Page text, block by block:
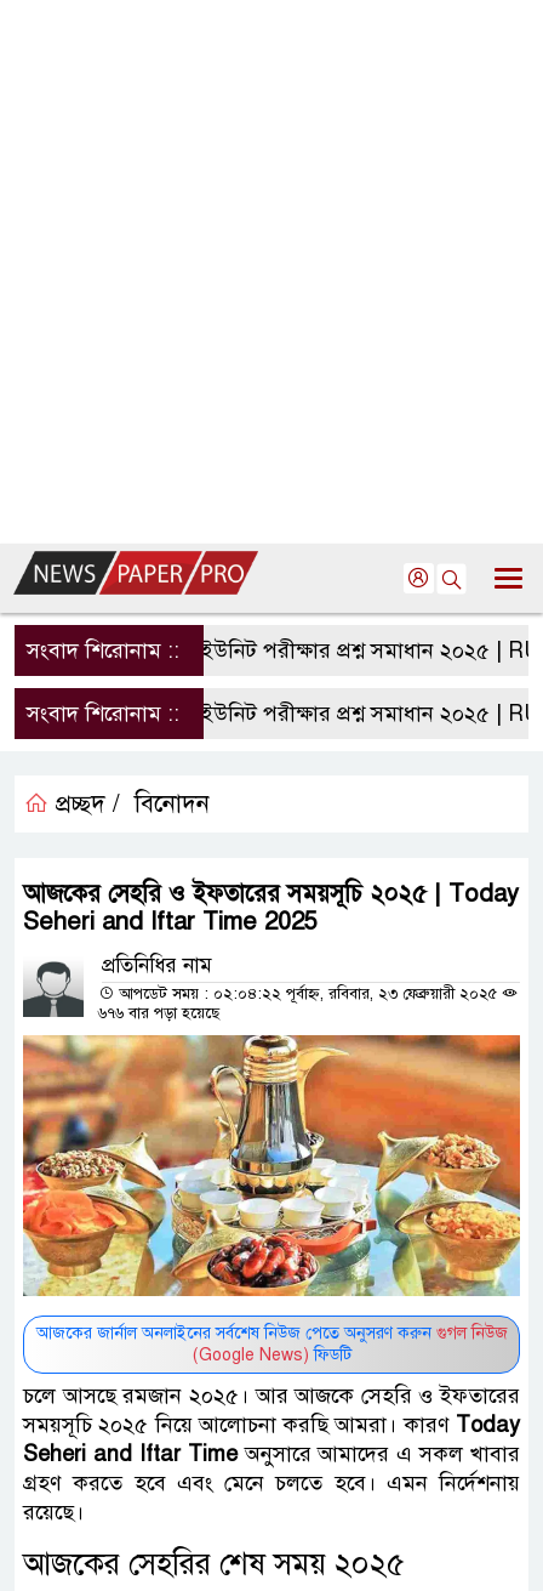
সংবাদ শিরোনাম ::
রাবি এ ইউনিট পরীক্ষার প্রশ্ন সমাধান ২০২৫ | RU
সংবাদ শিরোনাম ::
রাবি এ ইউনিট পরীক্ষার প্রশ্ন সমাধান ২০২৫ | RU
প্রচ্ছদ / বিনোদন
আজকের সেহরি ও ইফতারের সময়সূচি ২০২৫ | Today
Seheri and Iftar Time 2025
প্রতিনিধির নাম
আপডেট সময় : ০২:০৪:২২ পূর্বাহ্ন, রবিবার, ২৩ ফেব্রুয়ারী ২০২৫
৬৭৬ বার পড়া হয়েছে
আজকের জার্নাল অনলাইনের সর্বশেষ নিউজ পেতে অনুসরণ করুন গুগল নিউজ
(Google News) ফিডটি
চলে আসছে রমজান ২০২৫। আর আজকে সেহরি ও ইফতারের
সময়সূচি ২০২৫ নিয়ে আলোচনা করছি আমরা। কারণ Today
Seheri and Iftar Timeঅনুসারে আমাদের এ সকল খাবার
গ্রহণ করতে হবে এবং মেনে চলতে হবে। এমন নির্দেশনায়
রয়েছে।
আজকের সেহরির শেষ সময় ২০২৫